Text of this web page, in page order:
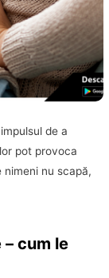
de a
pot provoca
nu scapă,
cum le